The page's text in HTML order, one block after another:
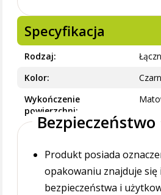
Specyfikacja
Rodzaj
Kolor
Wykończenie
powierzchni
Bezpieczeństwo
Produkt posiada
opakowaniu znajduje się
bezpieczeństwa i